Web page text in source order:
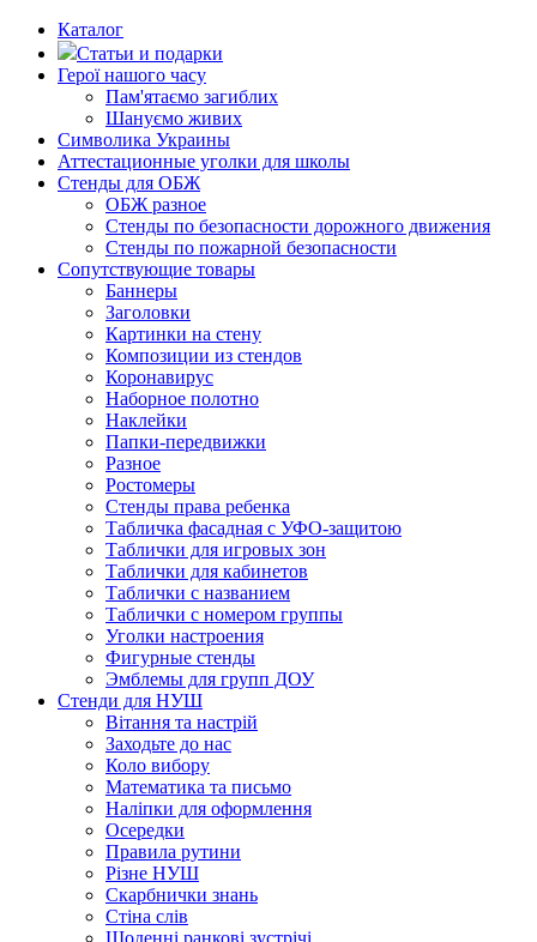
Каталог
Статьи и подарки
Герої нашого часу
Пам'ятаємо загиблих
Шануємо живих
Символика Украины
Аттестационные уголки для школы
Стенды для ОБЖ
ОБЖ разное
Стенды по безопасности дорожного движения
Стенды по пожарной безопасности
Сопутствующие товары
Баннеры
Заголовки
Картинки на стену
Композиции из стендов
Коронавирус
Наборное полотно
Наклейки
Папки-передвижки
Разное
Ростомеры
Стенды права ребенка
Табличка фасадная с УФО-защитою
Таблички для игровых зон
Таблички для кабинетов
Таблички с названием
Таблички с номером группы
Уголки настроения
Фигурные стенды
Эмблемы для групп ДОУ
Стенди для НУШ
Вітання та настрій
Заходьте до нас
Коло вибору
Математика та письмо
Наліпки для оформлення
Осередки
Правила рутини
Різне НУШ
Скарбнички знань
Стіна слів
Щоденні ранкові зустрічі